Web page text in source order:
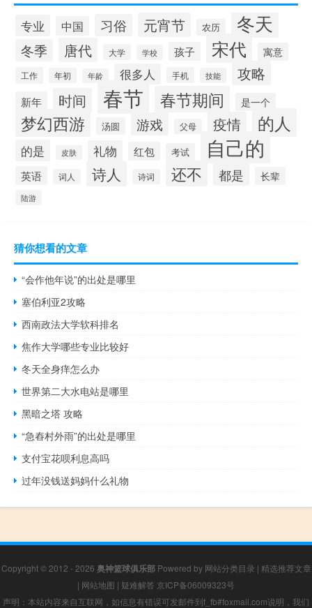
专业 中国 习俗 元宵节 农历 冬天
冬季 唐代 大学 学校 孩子 宋代 寓意
工作 年初 年龄 很多人 手机 技能 攻略
新年 时间 春节 春节期间 是一个
梦幻西游 汤圆 游戏 父母 疫情 的人
的是 皮肤 礼物 红包 考试 自己的
英语 词人 诗人 诗词 还不 都是 长辈
陆游
猜你想看的文章
“会作他年说”的出处是哪里
塞伯利亚2攻略
西南政法大学软科排名
焦作大学哪些专业比较好
冬天全身痒怎么办
世界第二大水电站是哪里
黑暗之塔 攻略
“急舂村外雨”的出处是哪里
支付宝花呗利息高吗
过年没钱送妈妈什么礼物
Copyright © 2012 - 2026 奥神篮球俱乐部Powered by 网站分类目录 | 精选推荐文章
| 网站地图 | 疑难解答 京ICP备06009323号
声明：本站内容来自互联网，如信息有错误可发邮件到f_fb#foxmail.com说明，我们